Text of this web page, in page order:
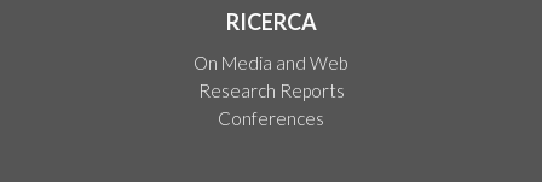
RICERCA
On Media and Web
Research Reports
Conferences